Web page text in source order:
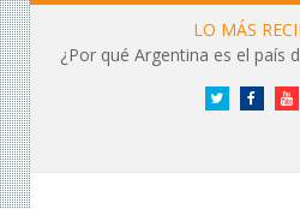
LO MÁS
¿Por qué Argentina es el país
Twitter